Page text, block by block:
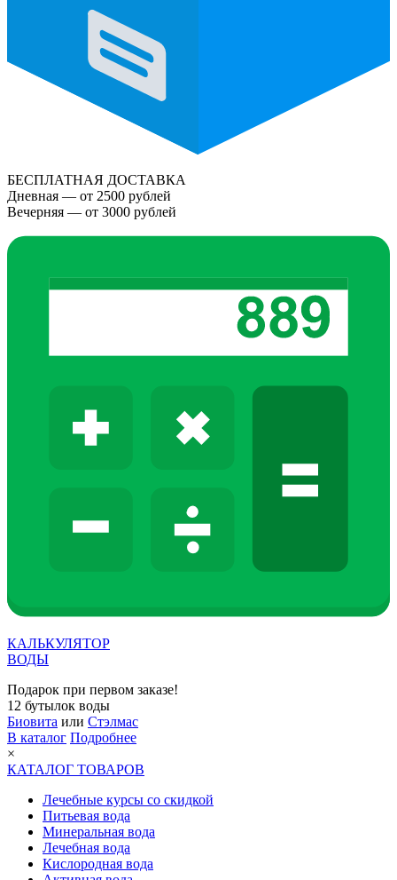
БЕСПЛАТНАЯ ДОСТАВКА
Дневная — от 2500 рублей
Вечерняя — от 3000 рублей
КАЛЬКУЛЯТОР
ВОДЫ
Подарок при первом заказе!
12 бутылок воды
Биовита или Стэлмас
В каталог Подробнее
×
КАТАЛОГ ТОВАРОВ
Лечебные курсы со скидкой
Питьевая вода
Минеральная вода
Лечебная вода
Кислородная вода